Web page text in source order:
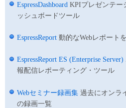
EspressDashboard KPIプレゼンテー
ッシュボードツール
EspressReport 動的なWebレポート
EspressReport ES (Enterprise Server)
報配信レポーティング・ツール
Webセミナー録画集 過去にオンラ
の録画一覧